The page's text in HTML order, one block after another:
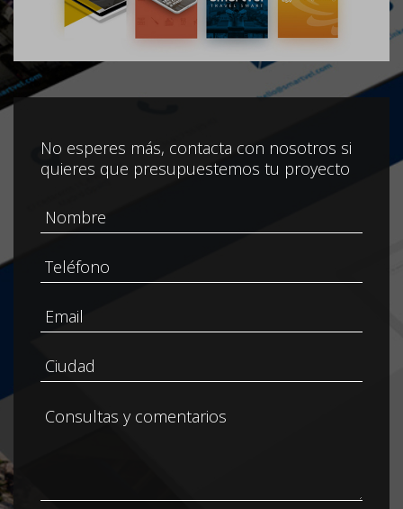
No esperes más, contacta con nosotros si
quieres que presupuestemos tu proyecto